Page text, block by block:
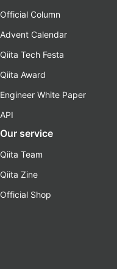
Official Column
Advent Calendar
Qiita Tech Festa
Qiita Award
Engineer White Paper
API
Our service
Qiita Team
Qiita Zine
Official Shop